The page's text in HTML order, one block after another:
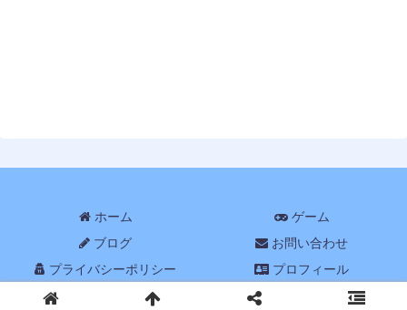
ホーム
ゲーム
ブログ
お問い合わせ
プライバシーポリシー
プロフィール
© 2017 ぶちくま創作ベース.